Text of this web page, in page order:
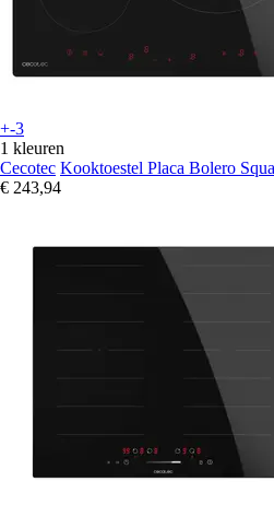
+-3
1 kleuren
Cecotec Kooktoestel Placa Bolero
€ 243,94